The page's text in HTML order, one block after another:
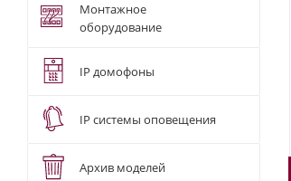
Монтажное
оборудование
IP домофоны
IP системы оповещения
Архив моделей